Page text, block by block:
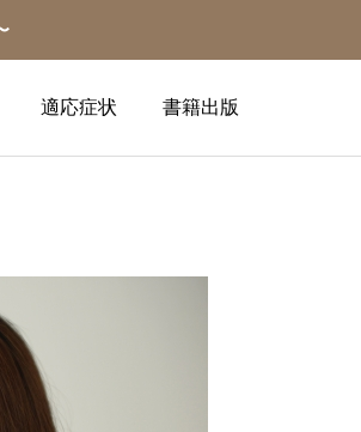
適応症状 書籍出版